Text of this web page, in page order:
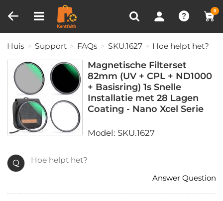
0
RECENT BEKEKEN
Productvergelijken (0)
Huis Support FAQs SKU.1627 Hoe helpt het?
Magnetische Filterset
82mm (UV + CPL + ND1000
+ Basisring) 1s Snelle
Installatie met 28 Lagen
Coating - Nano Xcel Serie
Model: SKU.1627
Q
Hoe helpt het?
Answer Question